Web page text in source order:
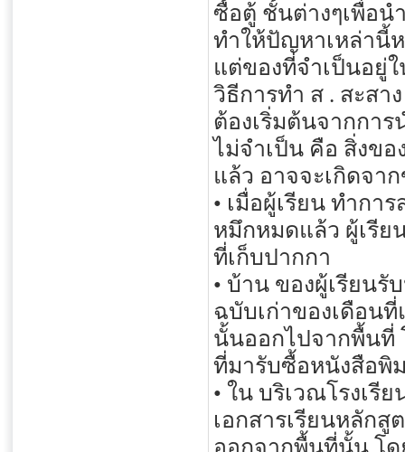
ซื้อตู้ ชั้นต่างๆเพื่อน
ทำให้ปัญหาเหล่านี้ห
แต่ของที่จำเป็นอยู่ใ
วิธีการทำ ส . สะสาง
ต้องเริ่มต้นจากกา
ไม่จำเป็น คือ สิ่งขอ
แล้ว อาจจะเกิดจา
• เมื่อผู้เรียน ทำกา
หมึกหมดแล้ว ผู้เรีย
ที่เก็บปากกา
• บ้าน ของผู้เรียน
ฉบับเก่าของเดือน
นั้นออกไปจากพื้นที่
ที่มารับซื้อหนังสือพิ
• ใน บริเวณโรงเรี
เอกสารเรียนหลัก